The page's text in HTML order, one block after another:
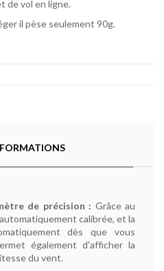
de vol en ligne.
il pèse seulement 90g.
de précision : Grâce au
calibrée, et la
dès que vous
également d'afficher la
du vent.